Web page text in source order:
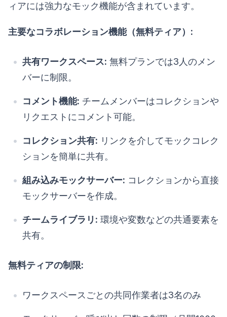
ィアには強力なモック機能が含まれています。
主要なコラボレーション機能（無料ティア）:
共有ワークスペース: 無料プランでは3人のメン
バーに制限。
コメント機能: チームメンバーはコレクションや
リクエストにコメント可能。
コレクション共有: リンクを介してモックコレク
ションを簡単に共有。
組み込みモックサーバー: コレクションから直接
モックサーバーを作成。
チームライブラリ: 環境や変数などの共通要素を
共有。
無料ティアの制限:
ワークスペースごとの共同作業者は3名のみ